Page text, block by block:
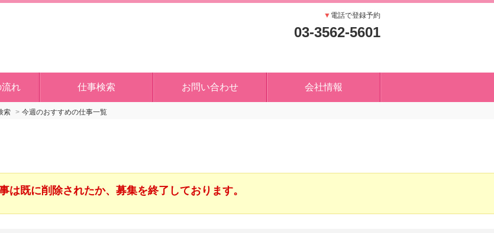
▼ 電話で登録予約
03-3562-5601
流れ 仕事検索 お問い合わせ 会社情報
索 今週のおすすめの仕事一覧
は既に削除されたか、募集を終了しております。